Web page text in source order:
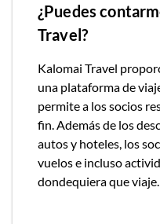
¿Puedes
Travel?
Kalomai Travel
una plataforma de
permite a los socios
fin. Además de los
autos y hoteles, los
vuelos e incluso
dondequiera que viaje.